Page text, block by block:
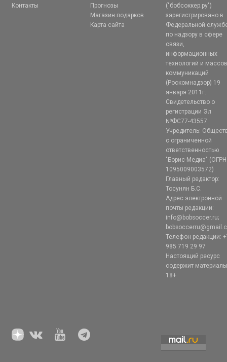
Контакты
Прогнозы
Магазин подарков
Карта сайта
("бобсоккер.ру")
зарегистрировано в
Федеральной
по надзору в сфере
связи,
информационных
технологий и
коммуникаций
(Роскомнадзор) 19
января 2011г.
Свидетельство о
регистрации Эл
№ФС77-43557.
Учредитель:
с ограниченной
ответственностью
"Борис-Медиа" (ОГРН
1095009003572)
Главный редактор:
Тосунян Б.С.
Адрес электронной
почты редакции:
info@bobsoccer.ru;
Телефон редакции:
985 719 29 97
Настоящий ресурс
содержит
18+